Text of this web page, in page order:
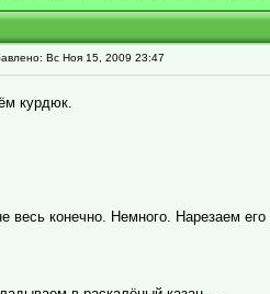
Вс Ноя 15, 2009 23:47
курдюк.
весь конечно. Немного. Нарезаем